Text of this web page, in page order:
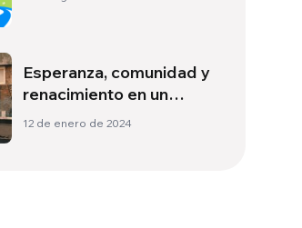
Esperanza, comunidad y
renacimiento en un
remoto rincón de
12 de enero de 2024